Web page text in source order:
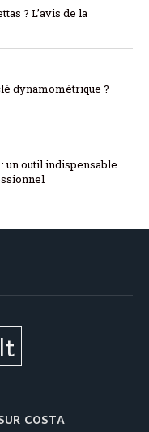
? L’avis de la
dynamométrique ?
un outil indispensable
COSTA